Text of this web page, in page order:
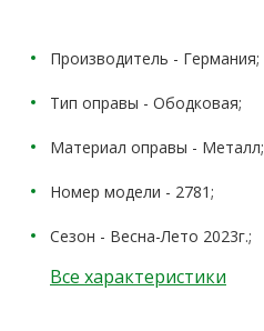
Производитель - Германия;
Тип оправы - Ободковая;
Материал оправы - Металл;
Номер модели - 2781;
Сезон - Весна-Лето 2023г.;
Все характеристики